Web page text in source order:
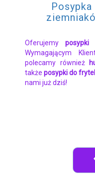
Oferujemy posypki
Wymagającym
polecamy również
takżeposypki do
nami już dziś!